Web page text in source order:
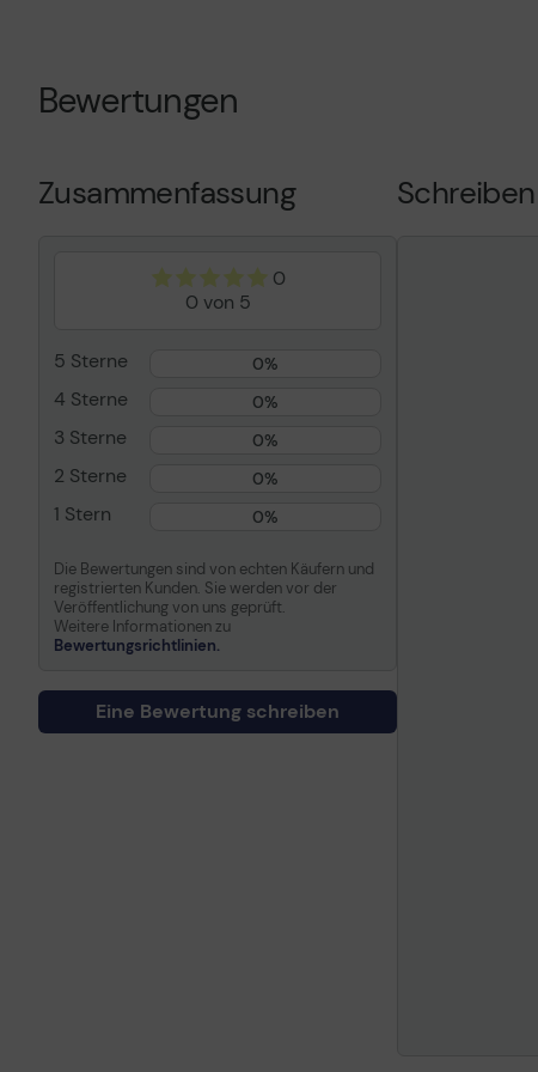
Versand der Schlüsselkarte: Die Schlüsselkarte mit
SOFORTIGER CODE-DOWNLOAD:
Der digitale Code
Bewertungen
Zusammenfassung
0
0 von 5
5 Sterne 0%
4 Sterne 0%
3 Sterne 0%
2 Sterne 0%
1 Stern 0%
Die Bewertungen sind von echten Käufern und
registrierten Kunden. Sie werden vor der
Veröffentlichung von uns geprüft.
Weitere Informationen zu
Bewertungsrichtlinien.
Eine Bewertung schreiben